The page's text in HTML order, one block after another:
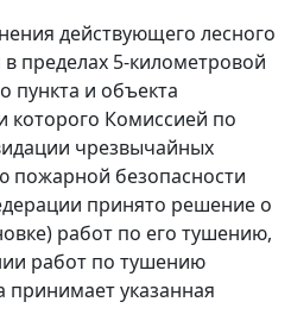
действующего лесного
пределах 5-километровой
пункта и объекта
которого Комиссией по
чрезвычайных
пожарной безопасности
принято решение о
работ по его тушению,
работ по тушению
принимает указанная